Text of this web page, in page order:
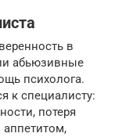
в
абьюзивные
психолога.
к специалисту:
потеря